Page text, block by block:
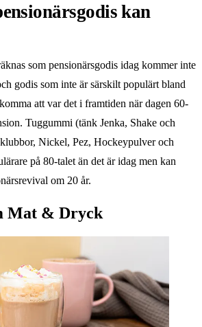
kan
som pensionärsgodis idag kommer inte
godis som inte är särskilt populärt bland
att var det i framtiden när dagen 60-
Tuggummi (tänk Jenka, Shake och
Nickel, Pez, Hockeypulver och
på 80-talet än det är idag men kan
om 20 år.
Mat & Dryck